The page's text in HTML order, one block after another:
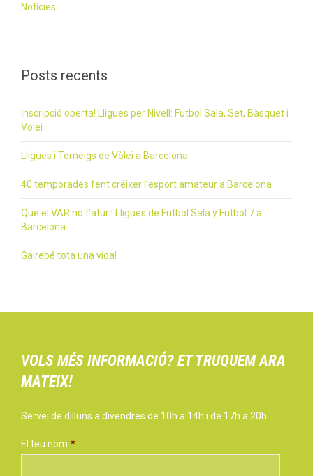
Notícies
Posts recents
Inscripció oberta! Lligues per Nivell: Futbol Sala, Set, Bàsquet i
Volei
Lligues i Torneigs de Vòlei a Barcelona
40 temporades fent créixer l’esport amateur a Barcelona
Que el VAR no t’aturi! Lligues de Futbol Sala y Futbol 7 a
Barcelona
Gairebé tota una vida!
VOLS MÉS INFORMACIÓ? ET TRUQUEM ARA
MATEIX!
Servei de dilluns a divendres de 10h a 14h i de 17h a 20h.
El teu nom *